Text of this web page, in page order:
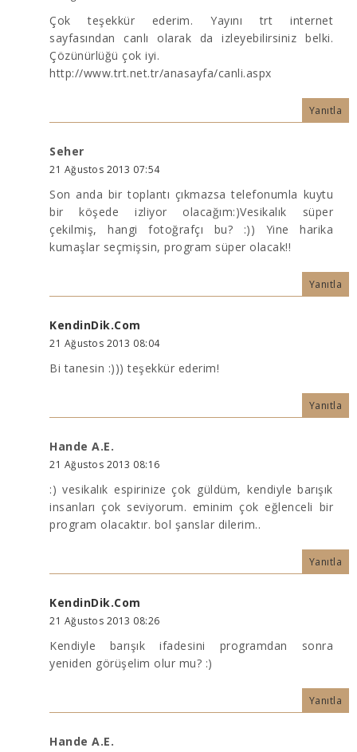
Çok teşekkür ederim. Yayını trt internet
sayfasından canlı olarak da izleyebilirsiniz belki.
Çözünürlüğü çok iyi.
http://www.trt.net.tr/anasayfa/canli.aspx
Yanıtla
Seher
21 Ağustos 2013 07:54
Son anda bir toplantı çıkmazsa telefonumla kuytu
bir köşede izliyor olacağım:)Vesikalık süper
çekilmiş, hangi fotoğrafçı bu? :)) Yine harika
kumaşlar seçmişsin, program süper olacak!!
Yanıtla
KendinDik.Com
21 Ağustos 2013 08:04
Bi tanesin :))) teşekkür ederim!
Yanıtla
Hande A.E.
21 Ağustos 2013 08:16
:) vesikalık espirinize çok güldüm, kendiyle barışık
insanları çok seviyorum. eminim çok eğlenceli bir
program olacaktır. bol şanslar dilerim..
Yanıtla
KendinDik.Com
21 Ağustos 2013 08:26
Kendiyle barışık ifadesini programdan sonra
yeniden görüşelim olur mu? :)
Yanıtla
Hande A.E.